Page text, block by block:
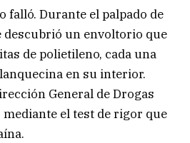
falló. Durante el palpado de
descubrió un envoltorio que
de polietileno, cada una
en su interior.
General de Drogas
el test de rigor que